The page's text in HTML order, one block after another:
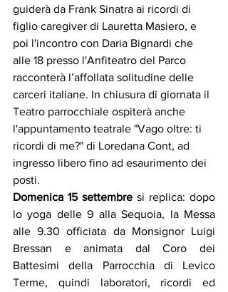
guiderà da Frank Sinatra ai ricordi di
figlio caregiver di Lauretta Masiero, e
poi l'incontro con Daria Bignardi che
alle 18 presso l'Anfiteatro del Parco
racconterà l’affollata solitudine delle
carceri italiane. In chiusura di giornata il
Teatro parrocchiale ospiterà anche
l'appuntamento teatrale "Vago oltre: ti
ricordi di me?" di Loredana Cont, ad
ingresso libero fino ad esaurimento dei
posti.
Domenica 15 settembre si replica: dopo
lo yoga delle 9 alla Sequoia, la Messa
alle 9.30 officiata da Monsignor Luigi
Bressan e animata dal Coro dei
Battesimi della Parrocchia di Levico
Terme, quindi laboratori, ricordi ed